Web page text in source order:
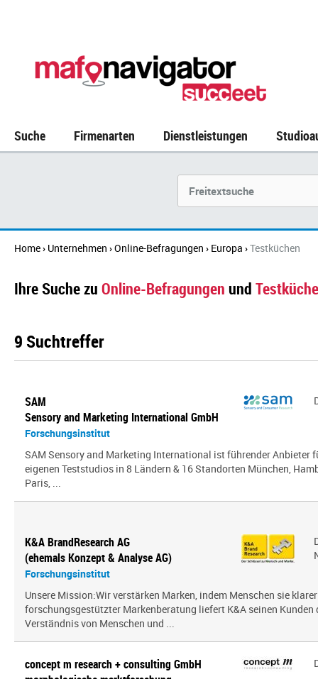
Suche Firmenarten Dienstleistungen
Home› Unternehmen ›Online-Befragungen › Europa ›Testküchen
Ihre Suche zu Online-Befragungen und
9 Suchtreffer
SAM
Sensory and Marketing International GmbH
Forschungsinstitut
SAM Sensory and Marketing International ist führender Anbieter
eigenen Teststudios in 8 Ländern & 16 Standorten München,
Paris, ...
K&A BrandResearch AG
(ehemals Konzept & Analyse AG)
Forschungsinstitut
Unsere Mission:Wir verstärken Marken, indem Menschen sie
forschungsgestützter Markenberatung liefert K&A seinen Kunden
Verständnis von Menschen und ...
concept m research + consulting GmbH